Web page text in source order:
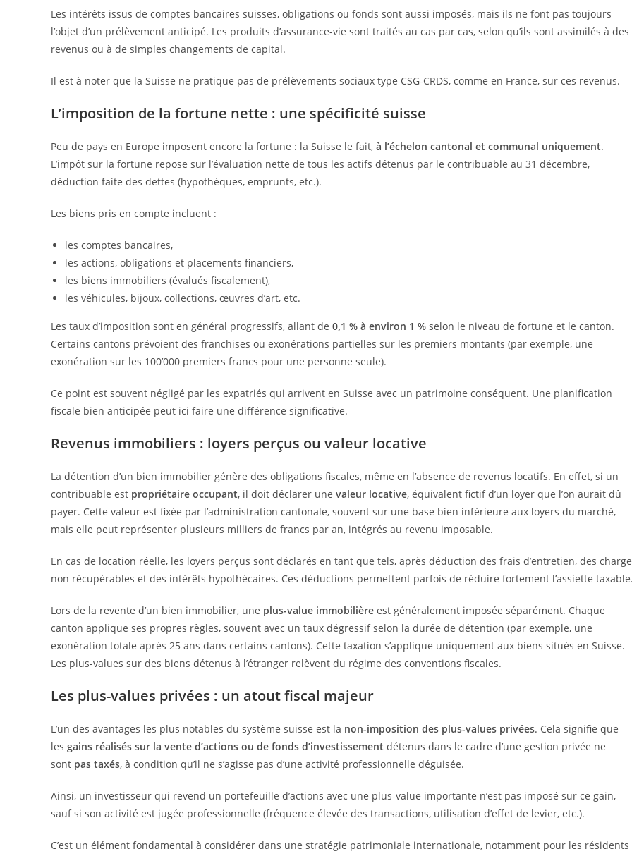
Les intérêts issus de comptes bancaires suisses, obligations ou fonds sont aussi imposés, mais ils ne font pas toujours
l’objet d’un prélèvement anticipé. Les produits d’assurance-vie sont traités au cas par cas, selon qu’ils sont assimilés à des
revenus ou à de simples changements de capital.
Il est à noter que la Suisse ne pratique pas de prélèvements sociaux type CSG-CRDS, comme en France, sur ces revenus.
L’imposition de la fortune nette : une spécificité suisse
Peu de pays en Europe imposent encore la fortune : la Suisse le fait, à l’échelon cantonal et communal uniquement.
L’impôt sur la fortune repose sur l’évaluation nette de tous les actifs détenus par le contribuable au 31 décembre,
déduction faite des dettes (hypothèques, emprunts, etc.).
Les biens pris en compte incluent :
les comptes bancaires,
les actions, obligations et placements financiers,
les biens immobiliers (évalués fiscalement),
les véhicules, bijoux, collections, œuvres d’art, etc.
Les taux d’imposition sont en général progressifs, allant de 0,1 % à environ 1 % selon le niveau de fortune et le canton.
Certains cantons prévoient des franchises ou exonérations partielles sur les premiers montants (par exemple, une
exonération sur les 100’000 premiers francs pour une personne seule).
Ce point est souvent négligé par les expatriés qui arrivent en Suisse avec un patrimoine conséquent. Une planification
fiscale bien anticipée peut ici faire une différence significative.
Revenus immobiliers : loyers perçus ou valeur locative
La détention d’un bien immobilier génère des obligations fiscales, même en l’absence de revenus locatifs. En effet, si un
contribuable est propriétaire occupant, il doit déclarer une valeur locative, équivalent fictif d’un loyer que l’on aurait dû
payer. Cette valeur est fixée par l’administration cantonale, souvent sur une base bien inférieure aux loyers du marché,
mais elle peut représenter plusieurs milliers de francs par an, intégrés au revenu imposable.
En cas de location réelle, les loyers perçus sont déclarés en tant que tels, après déduction des frais d’entretien, des
non récupérables et des intérêts hypothécaires. Ces déductions permettent parfois de réduire fortement l’assiette
Lors de la revente d’un bien immobilier, une plus-value immobilière est généralement imposée séparément. Chaque
canton applique ses propres règles, souvent avec un taux dégressif selon la durée de détention (par exemple, une
exonération totale après 25 ans dans certains cantons). Cette taxation s’applique uniquement aux biens situés en Suisse.
Les plus-values sur des biens détenus à l’étranger relèvent du régime des conventions fiscales.
Les plus-values privées : un atout fiscal majeur
L’un des avantages les plus notables du système suisse est la non-imposition des plus-values privées. Cela signifie que
les gains réalisés sur la vente d’actions ou de fonds d’investissement détenus dans le cadre d’une gestion privée ne
sont pas taxés, à condition qu’il ne s’agisse pas d’une activité professionnelle déguisée.
Ainsi, un investisseur qui revend un portefeuille d’actions avec une plus-value importante n’est pas imposé sur ce gain,
sauf si son activité est jugée professionnelle (fréquence élevée des transactions, utilisation d’effet de levier, etc.).
C’est un élément fondamental à considérer dans une stratégie patrimoniale internationale, notamment pour les résidents